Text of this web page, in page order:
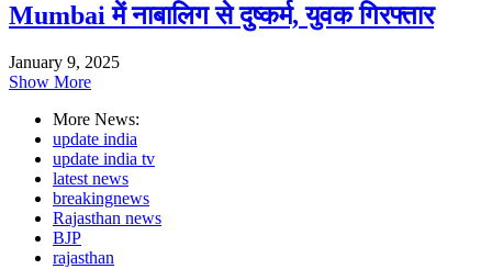
Mumbai में नाबालिग से दुष्कर्म, युवक गिरफ्तार
January 9, 2025
Show More
More News:
update india
update india tv
latest news
breakingnews
Rajasthan news
BJP
rajasthan